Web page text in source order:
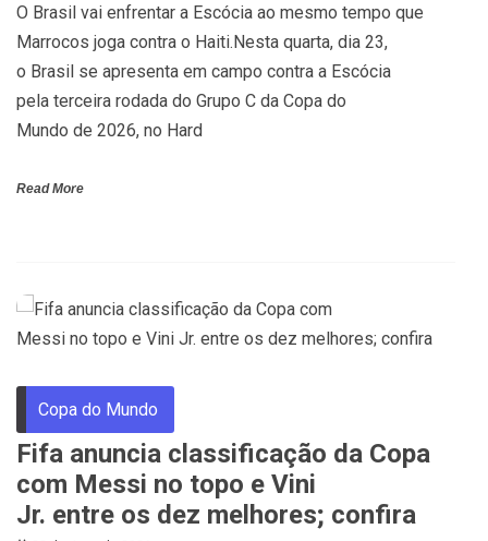
O Brasil vai enfrentar a Escócia ao mesmo tempo que
Marrocos joga contra o Haiti.Nesta quarta, dia 23,
o Brasil se apresenta em campo contra a Escócia
pela terceira rodada do Grupo C da Copa do
Mundo de 2026, no Hard
Read More
Copa do Mundo
Fifa anuncia classificação da Copa
com Messi no topo e Vini
Jr. entre os dez melhores; confira